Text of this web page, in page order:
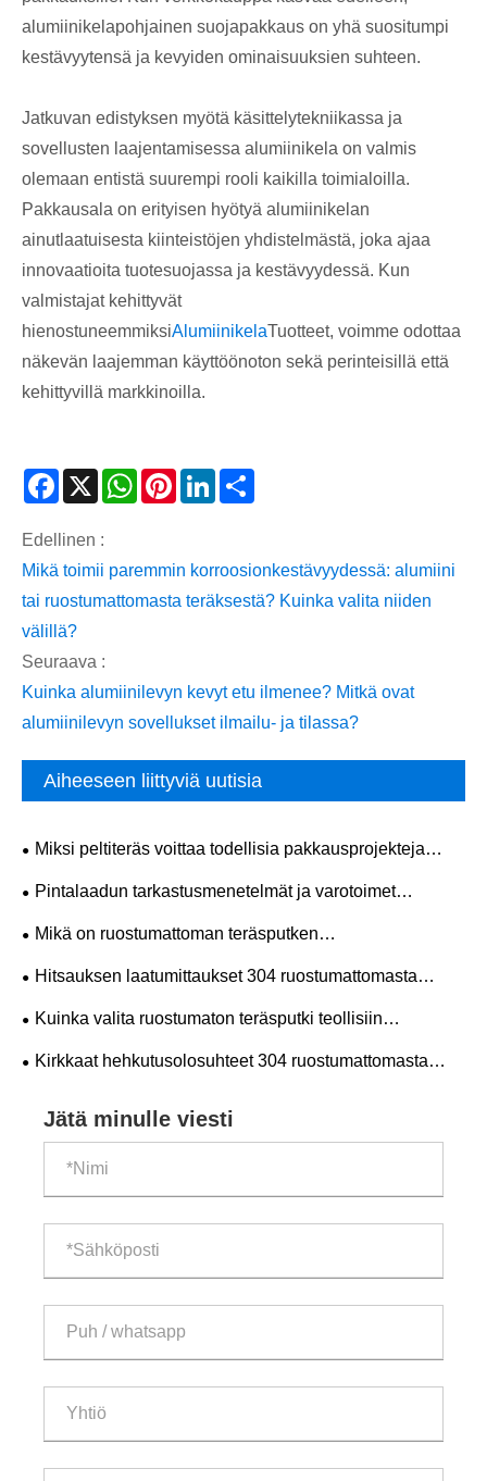
alumiinikelapohjainen suojapakkaus on yhä suositumpi
kestävyytensä ja kevyiden ominaisuuksien suhteen.
Jatkuvan edistyksen myötä käsittelytekniikassa ja
sovellusten laajentamisessa alumiinikela on valmis
olemaan entistä suurempi rooli kaikilla toimialoilla.
Pakkausala on erityisen hyötyä alumiinikelan
ainutlaatuisesta kiinteistöjen yhdistelmästä, joka ajaa
innovaatioita tuotesuojassa ja kestävyydessä. Kun
valmistajat kehittyvät
hienostuneemmiksiAlumiinikelaTuotteet, voimme odottaa
näkevän laajemman käyttöönoton sekä perinteisillä että
kehittyvillä markkinoilla.
Facebook
X WhatsAppPinterestLinkedIn
Edellinen :
Mikä toimii paremmin korroosionkestävyydessä: alumiini
tai ruostumattomasta teräksestä? Kuinka valita niiden
välillä?
Seuraava :
Kuinka alumiinilevyn kevyt etu ilmenee? Mitkä ovat
alumiinilevyn sovellukset ilmailu- ja tilassa?
Aiheeseen liittyviä uutisia
Miksi peltiteräs voittaa todellisia pakkausprojekteja
tänään?
​Pintalaadun tarkastusmenetelmät ja varotoimet
ruostumattomasta teräslevystä 304
Mikä on ruostumattoman teräsputken
valmistusprosessi?
​Hitsauksen laatumittaukset 304 ruostumattomasta
teräksestä tehdylle saumattomalle putkelle
Kuinka valita ruostumaton teräsputki teollisiin
tarpeisiisi?
Kirkkaat hehkutusolosuhteet 304 ruostumattomasta
Jätä minulle viesti